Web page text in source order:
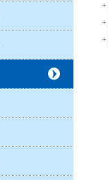
+
+
+